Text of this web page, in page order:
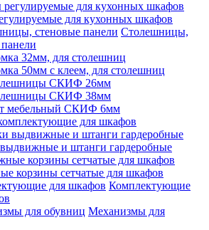
для кухонных шкафов
Столешницы,
32мм, для столешниц
50мм с клеем, для столешниц
СКИФ 26мм
СКИФ 38мм
мебельный СКИФ 6мм
для шкафов
и штанги гардеробные
корзины сетчатые для шкафов
Комплектующие
Механизмы для